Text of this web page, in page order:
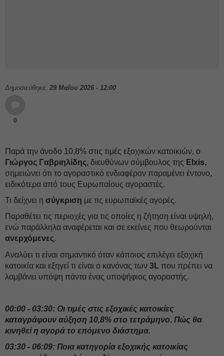
Δημοσιεύθηκε: 29 Μαΐου 2026 - 12:00
0
Παρά την άνοδο 10,8% στις τιμές εξοχικών κατοικιών, ο
Γιώργος Γαβριηλίδης, διευθύνων σύμβουλος της Elxis,
σημειώνει ότι το αγοραστικό ενδιαφέρον παραμένει έντονο,
ειδικότερα από τους Ευρωπαίους αγοραστές.
Τι δείχνει η σύγκριση με τις ευρωπαϊκές αγορές.
Παραθέτει τις περιοχές για τις οποίες η ζήτηση είναι υψηλή,
ενώ παράλληλα αναφέρεται και σε εκείνες που θεωρούνται
ανερχόμενες.
Αναλύει τι είναι σημαντικό όταν κάποιος επιλέγει εξοχική
κατοικία και εξηγεί τι είναι ο κανόνας των 3L που πρέπει να
λαμβάνει υπόψη πάντα ένας υποψήφιος αγοραστής.
00:00 - 03:30: Οι τιμές στις εξοχικές κατοικίες
καταγράφουν αύξηση 10,8% στο τετράμηνο. Πώς θα
κινηθεί η αγορά το επόμενο διάστημα.
03:30 - 06:09: Ποια κατηγορία εξοχικής κατοικίας